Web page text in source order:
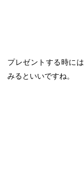
プレゼントする時に
みるといいですね。